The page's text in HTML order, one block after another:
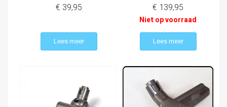
€ 39,95
Lees meer
€ 139,95
Niet op voorraad
Lees meer